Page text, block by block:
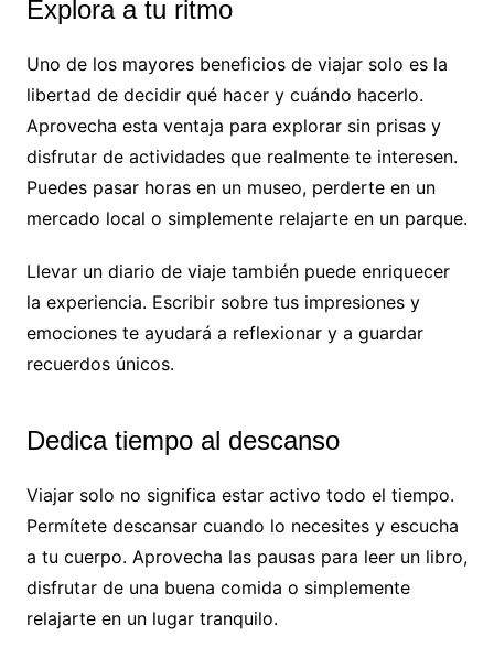
Explora a tu ritmo
Uno de los mayores beneficios de viajar solo es la
libertad de decidir qué hacer y cuándo hacerlo.
Aprovecha esta ventaja para explorar sin prisas y
disfrutar de actividades que realmente te interesen.
Puedes pasar horas en un museo, perderte en un
mercado local o simplemente relajarte en un parque.
Llevar un diario de viaje también puede enriquecer
la experiencia. Escribir sobre tus impresiones y
emociones te ayudará a reflexionar y a guardar
recuerdos únicos.
Dedica tiempo al descanso
Viajar solo no significa estar activo todo el tiempo.
Permítete descansar cuando lo necesites y escucha
a tu cuerpo. Aprovecha las pausas para leer un libro,
disfrutar de una buena comida o simplemente
relajarte en un lugar tranquilo.